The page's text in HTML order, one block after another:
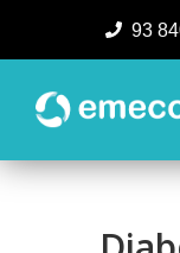
93